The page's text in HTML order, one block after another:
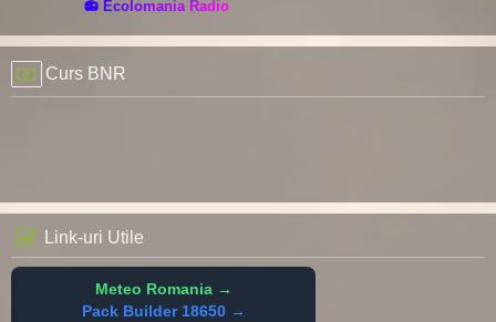
📻 Ecolomania Radio
Curs BNR
Link-uri Utile
Meteo Romania →
Pack Builder 18650 →